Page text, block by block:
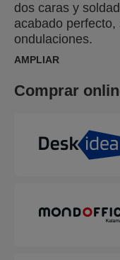
dos caras y
acabado
ondulaciones.
AMPLIAR
Comprar